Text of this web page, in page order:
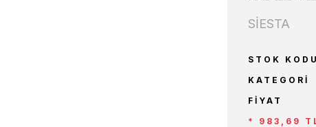
SİESTA
STOK KODU
KATEGORI
FIYAT
* 983,69